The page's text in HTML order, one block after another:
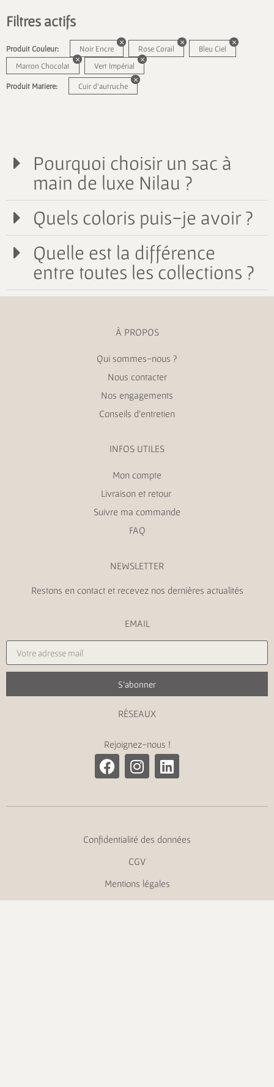
Filtres actifs
Produit Couleur: Noir Encre Rose Corail
Bleu Ciel
Marron Chocolat
Vert Impérial
Produit Matiere: Cuir d'autruche
Pourquoi choisir un sac à
main de luxe Nilau ?
Quels coloris puis-je avoir ?
Quelle est la différence
entre toutes les collections ?
À PROPOS
Qui sommes-nous ?
Nous contacter
Nos engagements
Conseils d’entretien
INFOS UTILES
Mon compte
Livraison et retour
Suivre ma commande
FAQ
NEWSLETTER
Restons en contact et recevez nos dernières actualités
EMAIL
S'abonner
RÉSEAUX
Rejoignez-nous !
Confidentialité des données
CGV
Mentions légales